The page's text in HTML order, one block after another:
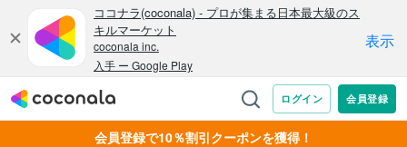
会員登録で10％割引クーポンを獲得！